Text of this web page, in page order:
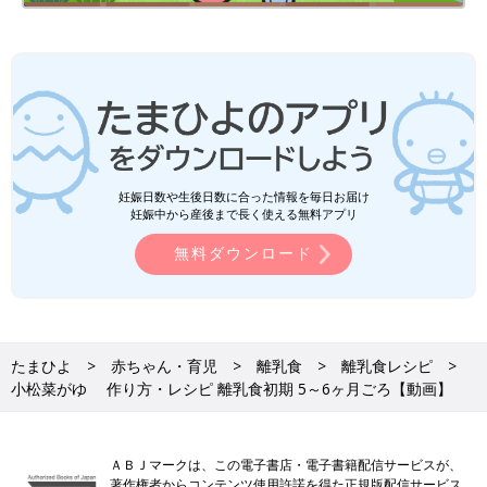
妊娠日数や生後日数に合った情報を毎日お届け
妊娠中から産後まで長く使える無料アプリ
無料ダウンロード
たまひよ 赤ちゃん・育児 離乳食
離乳食レシピ
小松菜がゆ 作り方・レシピ 離乳食初期 5～6ヶ月ごろ【動画】
ＡＢＪマークは、この電子書店・電子書籍配信サービスが、